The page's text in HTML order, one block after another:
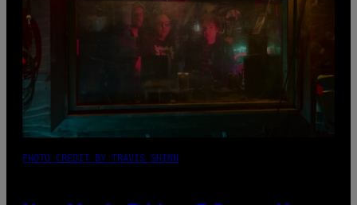
PHOTO CREDIT BY TRAVIS SHINN